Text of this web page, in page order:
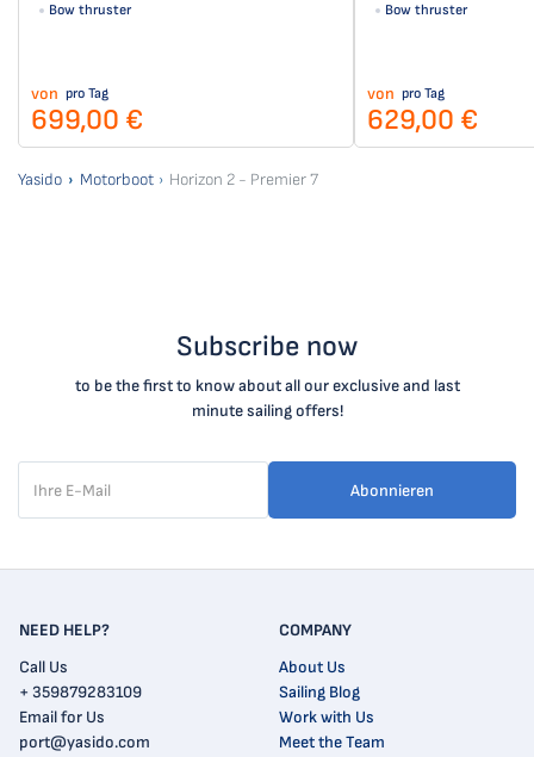
Bow thruster
von pro Tag
699,00 €
Bow thruster
von pro Tag
629,00 €
Yasido Motorboot Horizon 2 - Premier 7
Subscribe now
to be the first to know about all our exclusive and last
minute sailing offers!
Abonnieren
NEED HELP?
Call Us
+ 359879283109
Email for Us
port@yasido.com
COMPANY
About Us
Sailing Blog
Work with Us
Meet the Team